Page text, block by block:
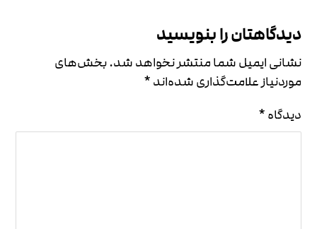
دیدگاهتان را بنویسید
نشانی ایمیل شما منتشر نخواهد شد.بخش‌های
موردنیاز علامت‌گذاری شده‌اند *
دیدگاه *